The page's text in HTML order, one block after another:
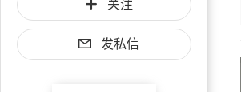
关注
发私信